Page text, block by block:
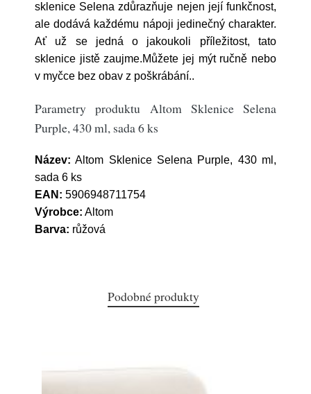
sklenice Selena zdůrazňuje nejen její funkčnost,
ale dodává každému nápoji jedinečný charakter.
Ať už se jedná o jakoukoli příležitost, tato
sklenice jistě zaujme.Můžete jej mýt ručně nebo
v myčce bez obav z poškrábání..
Parametry produktu Altom Sklenice Selena
Purple, 430 ml, sada 6 ks
Název: Altom Sklenice Selena Purple, 430 ml,
sada 6 ks
EAN: 5906948711754
Výrobce: Altom
Barva: růžová
Podobné produkty